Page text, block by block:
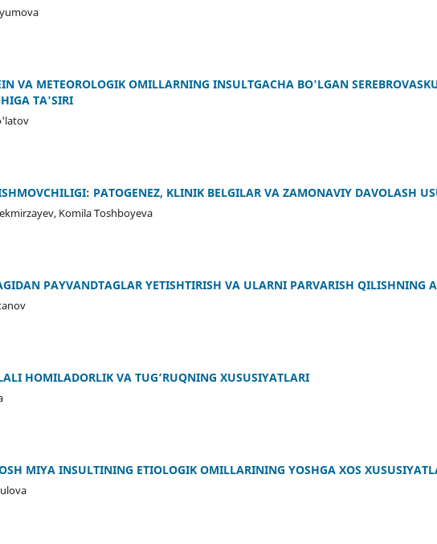
VA METEOROLOGIK OMILLARNING INSULTGACHA BO'LGAN
TA'SIRI
PATOGENEZ, KLINIK BELGILAR VA ZAMONAVIY DAVOLASH
Komila Toshboyeva
PAYVANDTAGLAR YETISHTIRISH VA ULARNI PARVARISH QILISHNING
HOMILADORLIK VA TUG‘RUQNING XUSUSIYATLARI
MIYA INSULTINING ETIOLOGIK OMILLARINING YOSHGA XOS